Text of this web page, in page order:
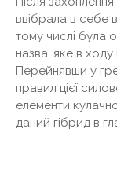
ввібрала в себе
тому числі була
назва, яке в
Перейнявши у
правил цієї
елементи
даний гібрид в